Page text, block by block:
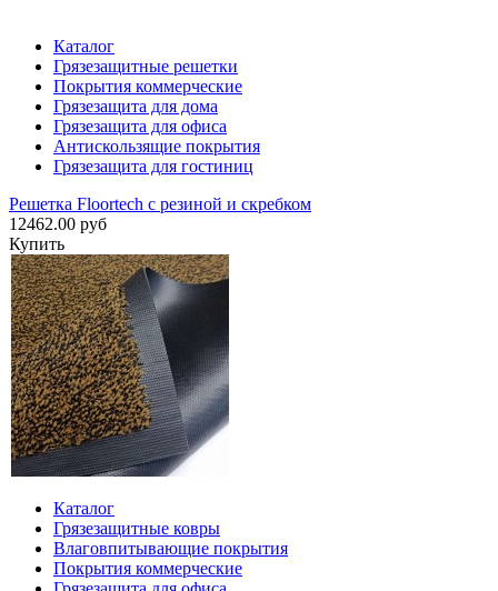
Каталог
Грязезащитные решетки
Покрытия коммерческие
Грязезащита для дома
Грязезащита для офиса
Антискользящие покрытия
Грязезащита для гостиниц
Решетка Floortech с резиной и скребком
12462.00 руб
Купить
Каталог
Грязезащитные ковры
Влаговпитывающие покрытия
Покрытия коммерческие